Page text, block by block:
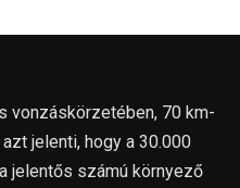
vonzáskörzetében, 70 km-
jelenti, hogy a 30.000
jelentős számú környező